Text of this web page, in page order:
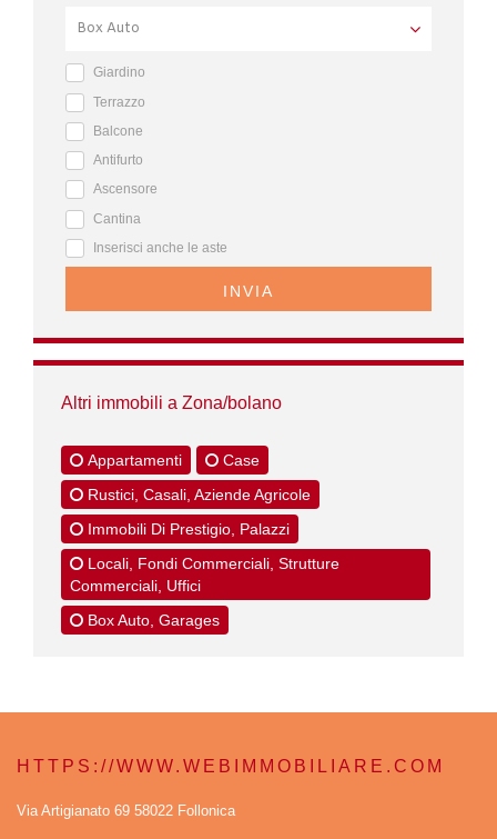
Giardino
Terrazzo
Balcone
Antifurto
Ascensore
Cantina
Inserisci anche le aste
INVIA
Altri immobili a Zona/bolano
Appartamenti
Case
Rustici, Casali, Aziende Agricole
Immobili Di Prestigio, Palazzi
Locali, Fondi Commerciali, Strutture
Commerciali, Uffici
Box Auto, Garages
HTTPS://WWW.WEBIMMOBILIARE.COM
Via Artigianato 69 58022 Follonica